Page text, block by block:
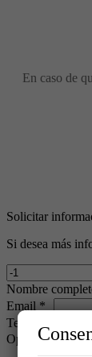
En caso de
Solicitar
Si desea más
Nombre
Email *
Teléfono
Operación